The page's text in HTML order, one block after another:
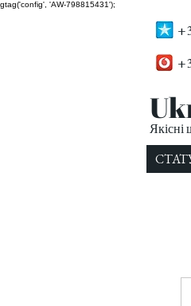
gtag('config', 'AW-798815431');